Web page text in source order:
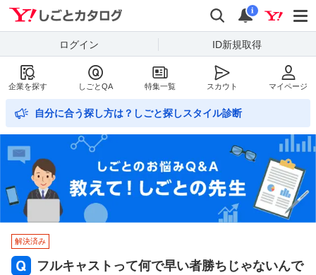
Yahoo!しごとカタログ
検索
通知
i
ログイン ID新規取得
企業を探す しごとQA 特集一覧 スカウト マイページ
自分に合う探し方は？しごと探しスタイル診断
解決済み
フルキャストって何で早い者勝ちじゃないんで